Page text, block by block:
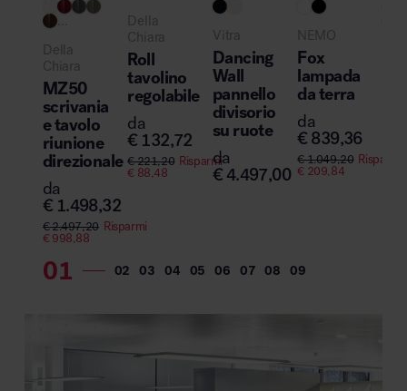
...
Della
Chiara
MZ50
scrivania
e tavolo
riunione
direzionale
da
€ 1.498,32
€2.497,20 Risparmi
€998,88
Della
Chiara
Roll
tavolino
regolabile
da
€ 132,72
€221,20 Risparmi
€88,48
Vitra
Dancing
Wall
pannello
divisorio
su ruote
da
€ 4.497,00
NEMO
Fox
lampada
da terra
da
€ 839,36
€1.049,20 Risparmi
€209,84
da